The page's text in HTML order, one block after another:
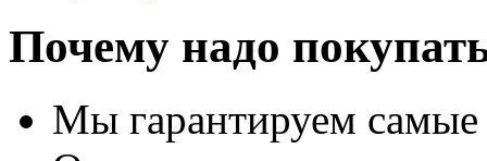
Почему надо
Мы гарантируем